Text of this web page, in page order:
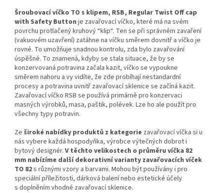
Šroubovací víčko TO s klipem, RSB, Regular Twist Off cap
with Safety Button je zavařovací víčko, které má na svém
povrchu protlačený kruhový “klip“. Ten se při správném zavaření
(vakuovém uzavření) zatáhne na víčku směrem dovnitř a víčko je
rovné. To umožňuje snadnou kontrolu, zda bylo zavařování
úspěšné. To znamená, kdyby se stala situace, že by se
konzervovaná potravina začala kazit, víčko se vypoukne
směrem nahoru a vy vidíte, že zde probíhají nestandardní
procesy a potravina uvnitř zavařovací sklenice se začíná kazit.
Zavařovací víčko RSB se používá primárně pro konzervaci
masných výrobků, masa, paštik, polévek. Lze ho ale použít pro
všechny typy potravin.
Ze široké nabídky produktů z kategorie zavařovací víčka si u
nás vybere každá hospodyňka, výrobce výtečných dobrot i
bytový designér. V těchto velikostech o průměru víčka 82
mm nabízíme další dekorativní varianty zavařovacích víček
TO 82s různými vzory a barvami. Mohou být používány i pro
speciální příležitosti, dárková balení nebo estetické účely
s doplněním vhodné zavařovací sklenice.